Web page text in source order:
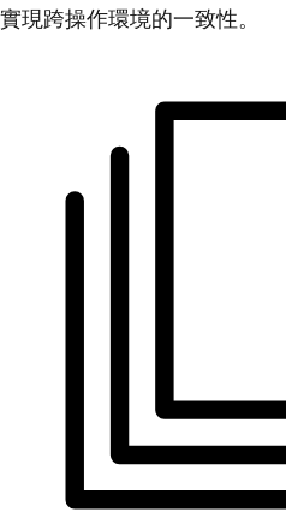
實現跨操作環境的一致性。